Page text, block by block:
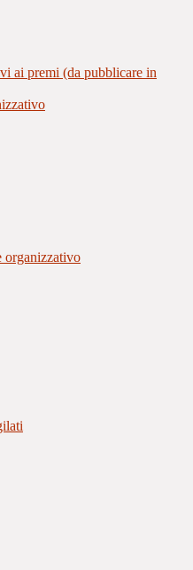
ai premi (da pubblicare in
organizzativo